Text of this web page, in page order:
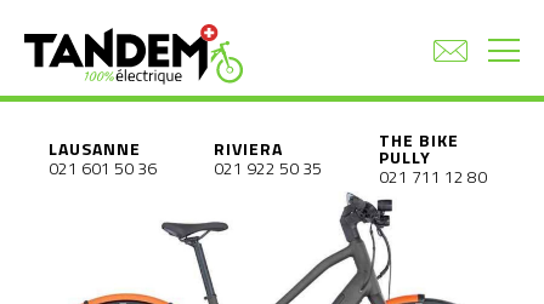
LAUSANNE
021 601 50 36
RIVIERA
021 922 50 35
THE BIKE
PULLY
021 711 12 80